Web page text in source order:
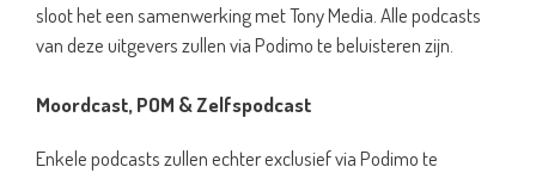
sloot het een samenwerking met Tony Media. Alle podcasts
van deze uitgevers zullen via Podimo te beluisteren zijn.
Moordcast, POM & Zelfspodcast
Enkele podcasts zullen echter exclusief via Podimo te